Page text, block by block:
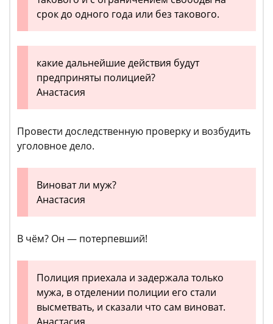
срок до одного года или без такового.
какие дальнейшие действия будут
предприняты полицией?
Анастасия
Провести доследственную проверку и возбудить
уголовное дело.
Виноват ли муж?
Анастасия
В чём? Он — потерпевший!
Полиция приехала и задержала только
мужа, в отделении полиции его стали
высметвать, и сказали что сам виноват.